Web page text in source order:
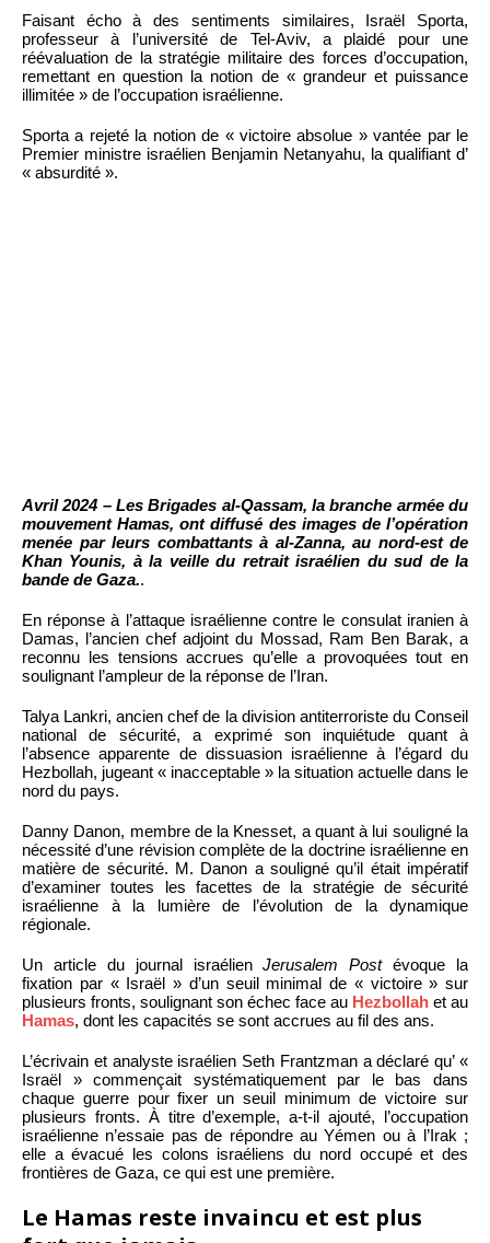
Faisant écho à des sentiments similaires, Israël Sporta,
professeur à l’université de Tel-Aviv, a plaidé pour une
réévaluation de la stratégie militaire des forces d’occupation,
remettant en question la notion de « grandeur et puissance
illimitée » de l’occupation israélienne.
Sporta a rejeté la notion de « victoire absolue » vantée par le
Premier ministre israélien Benjamin Netanyahu, la qualifiant d’
« absurdité ».
Avril 2024 – Les Brigades al-Qassam, la branche armée du
mouvement Hamas, ont diffusé des images de l’opération
menée par leurs combattants à al-Zanna, au nord-est de
Khan Younis, à la veille du retrait israélien du sud de la
bande de Gaza..
En réponse à l’attaque israélienne contre le consulat iranien à
Damas, l’ancien chef adjoint du Mossad, Ram Ben Barak, a
reconnu les tensions accrues qu’elle a provoquées tout en
soulignant l’ampleur de la réponse de l’Iran.
Talya Lankri, ancien chef de la division antiterroriste du Conseil
national de sécurité, a exprimé son inquiétude quant à
l’absence apparente de dissuasion israélienne à l’égard du
Hezbollah, jugeant « inacceptable » la situation actuelle dans le
nord du pays.
Danny Danon, membre de la Knesset, a quant à lui souligné la
nécessité d’une révision complète de la doctrine israélienne en
matière de sécurité. M. Danon a souligné qu’il était impératif
d’examiner toutes les facettes de la stratégie de sécurité
israélienne à la lumière de l’évolution de la dynamique
régionale.
Un article du journal israélienJerusalem Postévoque la
fixation par « Israël » d’un seuil minimal de « victoire » sur
plusieurs fronts, soulignant son échec face au Hezbollah et au
Hamas, dont les capacités se sont accrues au fil des ans.
L’écrivain et analyste israélien Seth Frantzman a déclaré qu’ «
Israël » commençait systématiquement par le bas dans
chaque guerre pour fixer un seuil minimum de victoire sur
plusieurs fronts. À titre d’exemple, a-t-il ajouté, l’occupation
israélienne n’essaie pas de répondre au Yémen ou à l’Irak ;
elle a évacué les colons israéliens du nord occupé et des
frontières de Gaza, ce qui est une première.
Le Hamas reste invaincu et est plus